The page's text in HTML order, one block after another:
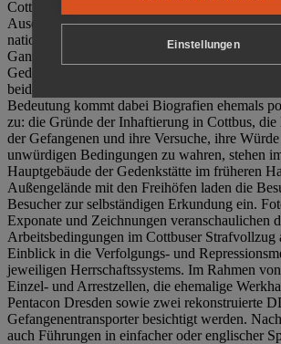
Cottbus ist. Im Zentrum der Arbeit der
Auseinandersetzung mit politischem Unrecht
nationalsozialistischen Terrorherrschaft und der
Ganzjährig zeigen mehrere Dauer- und
Gedenkstätte Zuchthaus Cottbus Beispiele
beiden deutschen Diktaturen des 20.
Bedeutung kommt dabei Biografien ehemals
zu: die Gründe der Inhaftierung in Cottbus, die
der Gefangenen und ihre Versuche, ihre
unwürdigen Bedingungen zu wahren, stehen
Hauptgebäude der Gedenkstätte im früheren
Außengelände mit den Freihöfen laden die
Besucher zur selbständigen Erkundung ein.
Exponate und Zeichnungen veranschaulichen
Arbeitsbedingungen im Cottbuser Strafvollzug
Einblick in die Verfolgungs- und
jeweiligen Herrschaftssystems. Im Rahmen
Einzel- und Arrestzellen, die ehemalige
Pentacon Dresden sowie zwei rekonstruierte
Gefangenentransporter besichtigt werden.
auch Führungen in einfacher oder englischer
Einstellungen